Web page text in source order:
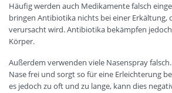
Häufig werden auch Medikamente falsch
bringen Antibiotika nichts bei einer Erkältung,
verursacht wird. Antibiotika bekämpfen
Körper.
Außerdem verwenden viele Nasenspray
Nase frei und sorgt so für eine Erleichterung
es jedoch zu oft und zu lange, kann dies